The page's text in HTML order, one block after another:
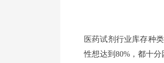
医药试剂行业库存种
性想达到80%，都十分